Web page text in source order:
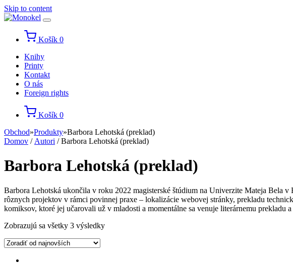
Skip to content
Košík 0
Knihy
Printy
Kontakt
O nás
Foreign rights
Košík 0
Obchod»Produkty»Barbora Lehotská (preklad)
Domov / Autori / Barbora Lehotská (preklad)
Barbora Lehotská (preklad)
Barbora Lehotská ukončila v roku 2022 magisterské štúdium na Univerzite Mateja Bela
rôznych projektov v rámci povinnej praxe – lokalizácie webovej stránky, prekladu
komiksov, ktoré jej učarovali už v mladosti a momentálne sa venuje literárnemu
Zobrazujú sa všetky 3 výsledky